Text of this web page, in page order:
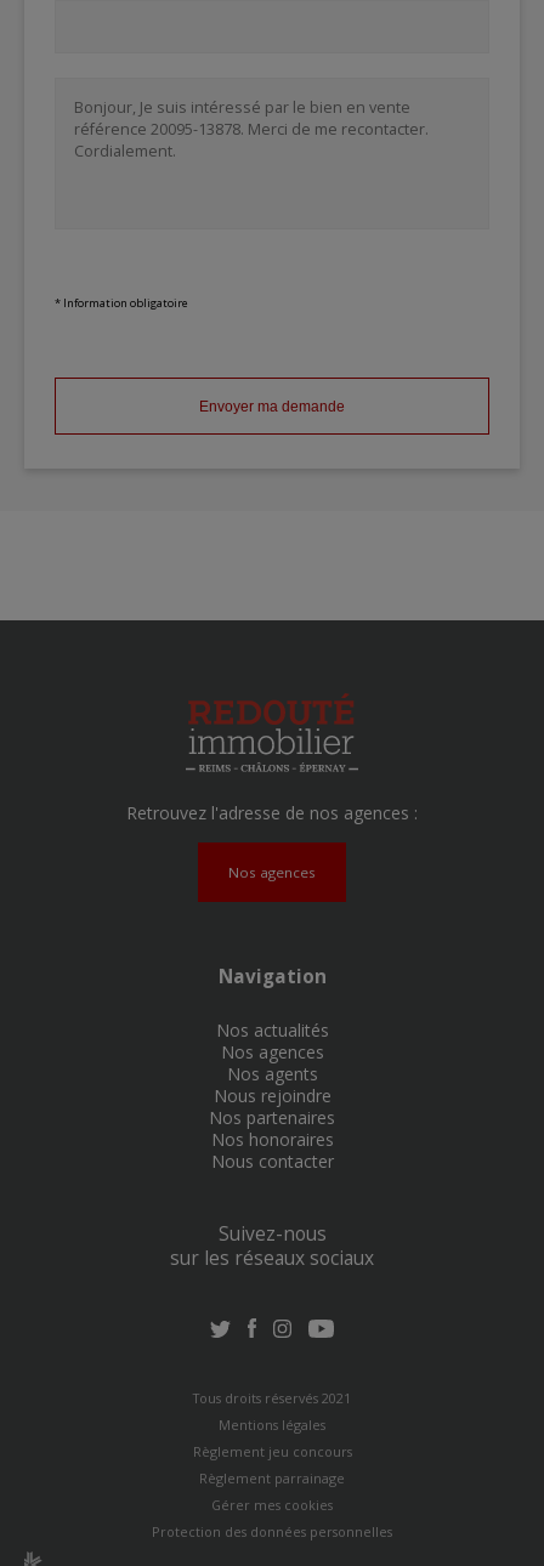
* Information obligatoire
Envoyer ma demande
Retrouvez l'adresse de nos agences :
Nos agences
Navigation
Nos actualités
Nos agences
Nos agents
Nous rejoindre
Nos partenaires
Nos honoraires
Nous contacter
Suivez-nous
sur les réseaux sociaux
Tous droits réservés 2021
Mentions légales
Règlement jeu concours
Règlement parrainage
Gérer mes cookies
Protection des données personnelles